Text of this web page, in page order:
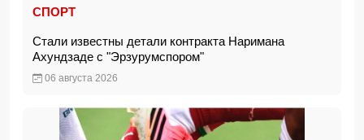
СПОРТ
Стали известны детали контракта Наримана
Ахундзаде с "Эрзурумспором"
06 августа 2026